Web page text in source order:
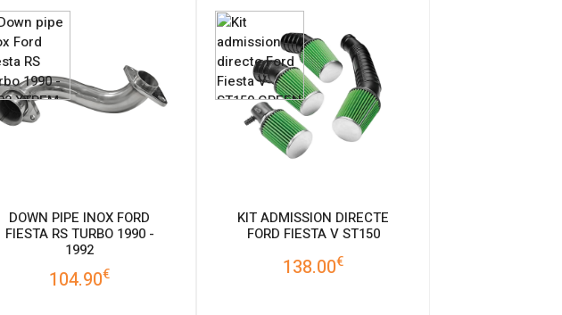
DOWN PIPE INOX FORD
FIESTA RS TURBO 1990 -
1992
104.90€
KIT ADMISSION DIRECTE
FORD FIESTA V ST150
138.00€